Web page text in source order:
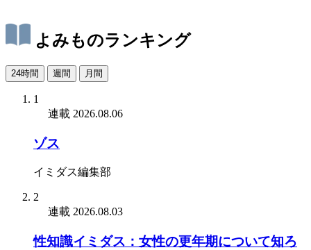
よみものランキング
24時間 週間 月間
1
連載 2026.08.06
ゾス
イミダス編集部
2
連載 2026.08.03
性知識イミダス：女性の更年期について知ろ